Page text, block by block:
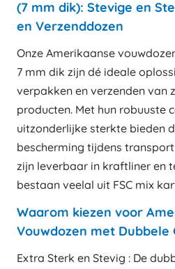
(7 mm dik): Stevige en
en Verzenddozen
Onze Amerikaanse
7 mm dik zijn dé ideale
verpakken en verzenden van
producten. Met hun robuuste
uitzonderlijke sterkte bieden
bescherming tijdens
zijn leverbaar in kraftliner en
bestaan veelal uit FSC mix
Waarom kiezen voor
Vouwdozen met Dubbele
Extra Sterk en Stevig : De